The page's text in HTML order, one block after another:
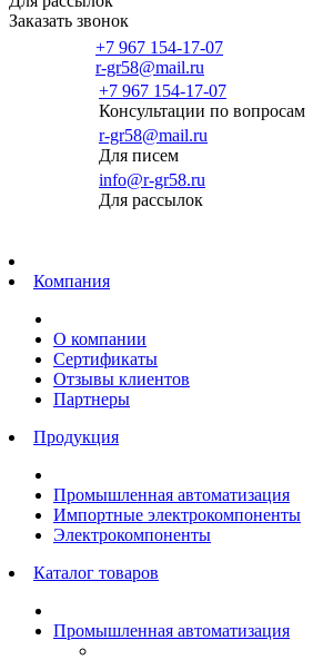
Заказать звонок
+7 967 154-17-07
r-gr58@mail.ru
+7 967 154-17-07
Консультации по вопросам
r-gr58@mail.ru
Для писем
info@r-gr58.ru
Для рассылок
Компания
О компании
Сертификаты
Отзывы клиентов
Партнеры
Продукция
Промышленная автоматизация
Импортные электрокомпоненты
Электрокомпоненты
Каталог товаров
Промышленная автоматизация